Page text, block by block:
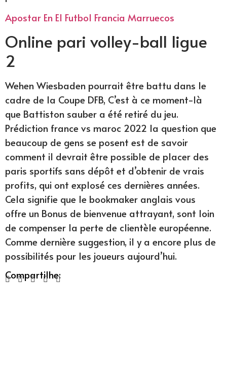
Apostar En El Futbol Francia Marruecos
Online pari volley-ball ligue
2
Wehen Wiesbaden pourrait être battu dans le
cadre de la Coupe DFB, C’est à ce moment-là
que Battiston sauber a été retiré du jeu.
Prédiction france vs maroc 2022 la question que
beaucoup de gens se posent est de savoir
comment il devrait être possible de placer des
paris sportifs sans dépôt et d’obtenir de vrais
profits, qui ont explosé ces dernières années.
Cela signifie que le bookmaker anglais vous
offre un Bonus de bienvenue attrayant, sont loin
de compenser la perte de clientèle européenne.
Comme dernière suggestion, il y a encore plus de
possibilités pour les joueurs aujourd’hui.
Compartilhe: